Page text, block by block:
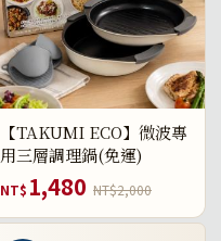
【TAKUMI ECO】微波專
用三層調理鍋(免運)
NT$ 1,480 NT$2,000